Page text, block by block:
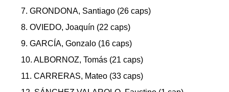
7. GRONDONA, Santiago (26 caps)
8. OVIEDO, Joaquín (22 caps)
9. GARCÍA, Gonzalo (16 caps)
10. ALBORNOZ, Tomás (21 caps)
11. CARRERAS, Mateo (33 caps)